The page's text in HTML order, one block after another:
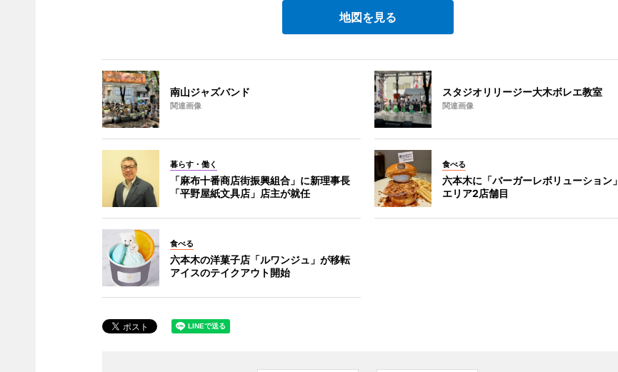
地図を見る
南山ジャズバンド
関連画像
スタジオリリージー大木ボレエ教室
関連画像
暮らす・働く
「麻布十番商店街振興組合」に新理事長
「平野屋紙文具店」店主が就任
食べる
六本木に「バーガーレボリューション」
エリア2店舗目
食べる
六本木の洋菓子店「ルワンジュ」が移転
アイスのテイクアウト開始